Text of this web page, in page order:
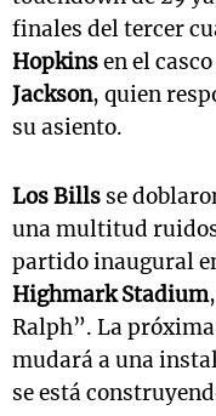
finales del tercer
Hopkinsen el
Jackson, quien
su asiento.
Los Bills se
una multitud
partido inaugural
Highmark Stadium
Ralph”. La
mudará a una
se está